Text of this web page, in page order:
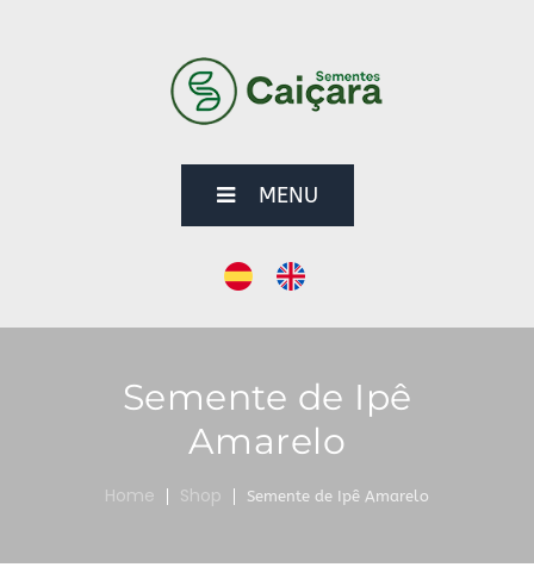
MENU
Semente de Ipê
Amarelo
Home Shop Semente de Ipê Amarelo